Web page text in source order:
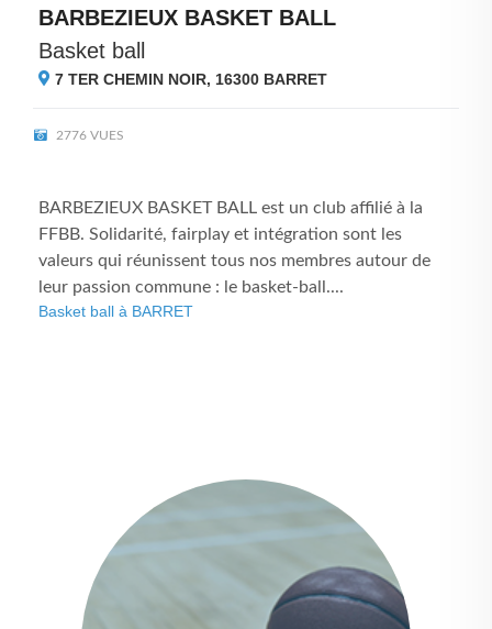
BARBEZIEUX BASKET BALL
Basket ball
7 TER CHEMIN NOIR, 16300 BARRET
2776 VUES
BARBEZIEUX BASKET BALL est un club affilié à la
FFBB. Solidarité, fairplay et intégration sont les
valeurs qui réunissent tous nos membres autour de
leur passion commune : le basket-ball....
Basket ball à BARRET